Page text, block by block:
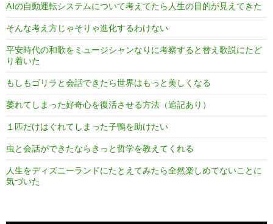
AIの自動運転システムについて考えてたら人生の目的が見えてきた
そんな考え方じゃそりゃ進化するわけない
平安時代の和歌をミュージシャンなりに考察すると替え歌説にたど
り着いた
もしもゴリラと会話できたら世界はもっと美しくなる
萎れてしまった好奇心を復活させる方法（追記あり）
１匹だけはぐれてしまった子鴨を助けたい
虫と会話ができたならきっと哲学を教えてくれる
人生をディズニーランドにたとえてみたら全然楽しめてないことに
気づいた